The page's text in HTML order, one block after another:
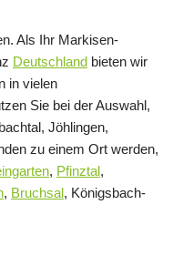
Als Ihr Markisen-
Deutschland bieten wir
in vielen
Sie bei der Auswahl,
Jöhlingen,
zu einem Ort werden,
, Pfinztal,
, Bruchsal, Königsbach-